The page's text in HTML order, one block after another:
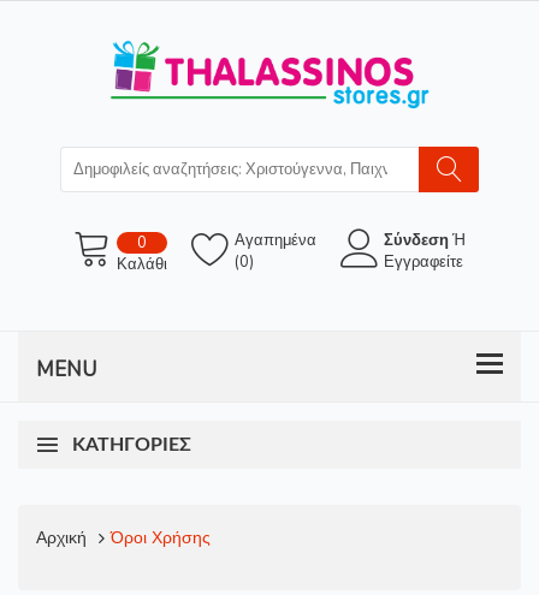
0
Καλάθι
Αγαπημένα
(0)
ΣύνδεσηΉ
Εγγραφείτε
ΚΑΤΗΓΟΡΊΕΣ
Αρχική Όροι Χρήσης